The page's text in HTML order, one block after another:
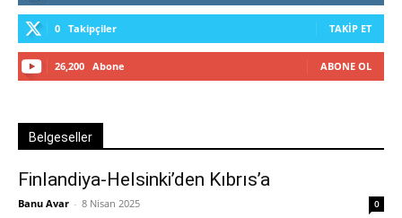
0 Takipçiler TAKIP ET
26,200 Abone ABONE OL
Belgeseller
Finlandiya-Helsinki’den Kıbrıs’a
Banu Avar - 8 Nisan 2025 0